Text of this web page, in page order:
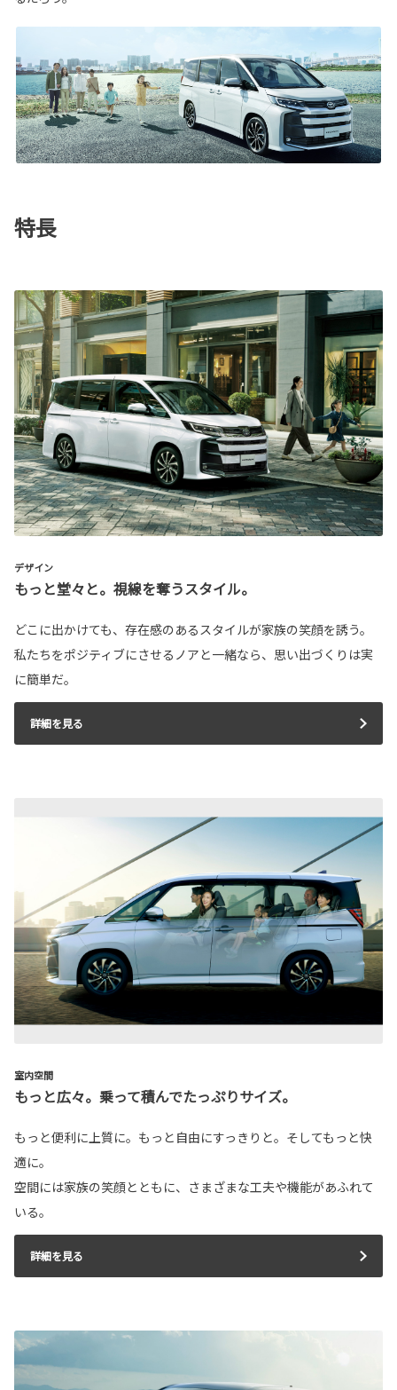
特長
デザイン
もっと堂々と。視線を奪うスタイル。
どこに出かけても、存在感のあるスタイルが家族の笑顔を誘う。
私たちをポジティブにさせるノアと一緒なら、思い出づくりは実
に簡単だ。
詳細を見る
室内空間
もっと広々。乗って積んでたっぷりサイズ。
もっと便利に上質に。もっと自由にすっきりと。そしてもっと快
適に。
空間には家族の笑顔とともに、さまざまな工夫や機能があふれて
いる。
詳細を見る